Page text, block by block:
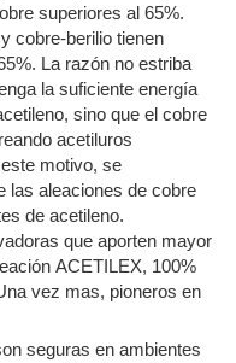
superiores al 65%.
cobre-berilio tienen
La razón no estriba
la suficiente energía
sino que el cobre
acetiluros
motivo, se
las aleaciones de cobre
de acetileno.
que aporten mayor
ACETILEX, 100%
vez mas, pioneros en
seguras en ambientes